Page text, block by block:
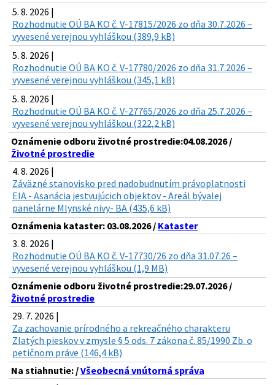
5. 8. 2026 |
Rozhodnutie OÚ BA KO č. V-17815/2026 zo dňa 30.7.2026 –
vyvesené verejnou vyhláškou (389,9 kB)
5. 8. 2026 |
Rozhodnutie OÚ BA KO č. V-17780/2026 zo dňa 31.7.2026 –
vyvesené verejnou vyhláškou (345,1 kB)
5. 8. 2026 |
Rozhodnutie OÚ BA KO č. V-27765/2026 zo dňa 25.7.2026 –
vyvesené verejnou vyhláškou (322,2 kB)
Oznámenie odboru životné prostredie:04.08.2026 /
Životné prostredie
4. 8. 2026 |
Záväzné stanovisko pred nadobudnutím právoplatnosti
EIA - Asanácia jestvujúcich objektov - Areál bývalej
panelárne Mlynské nivy- BA (435,6 kB)
Oznámenia kataster: 03.08.2026 / Kataster
3. 8. 2026 |
Rozhodnutie OÚ BA KO č. V-17730/26 zo dňa 31.07.26 –
vyvesené verejnou vyhláškou (1,9 MB)
Oznámenie odboru životné prostredie:29.07.2026 /
Životné prostredie
29. 7. 2026 |
Za zachovanie prírodného a rekreačného charakteru
Zlatých pieskov v zmysle § 5 ods. 7 zákona č. 85/1990 Zb. o
petičnom práve (146,4 kB)
Na stiahnutie: /Všeobecná vnútorná správa